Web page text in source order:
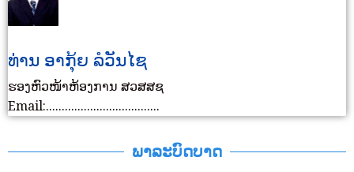
ທ່ານ ອາກຸ້ຍ ລໍວັນໄຊ
ຮອງຫົວໜ້າຫ້ອງການ ສວສສຊ
Email:....................................
ພາລະບົດບາດ